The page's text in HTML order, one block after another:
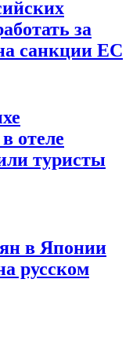
за
санкции ЕС
отеле
туристы
в Японии
русском